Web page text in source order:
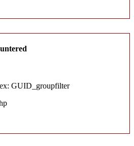
GUID_groupfilter